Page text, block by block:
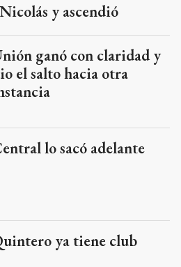
y ascendió
ganó con claridad y
el salto hacia otra
lo sacó adelante
ya tiene club